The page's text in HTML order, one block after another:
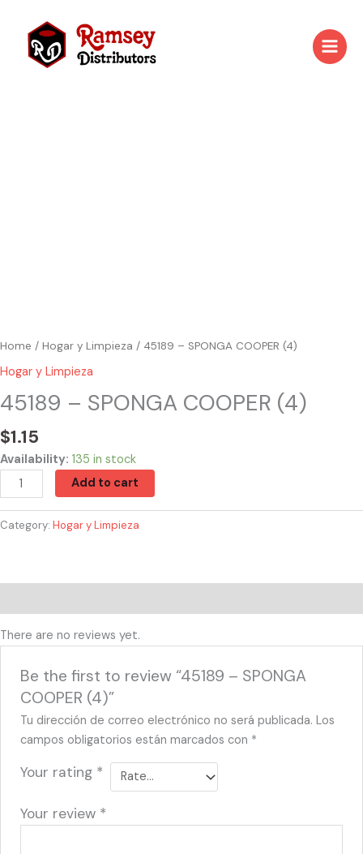
content
Home / Hogar y Limpieza / 45189 – SPONGA COOPER (4)
Hogar y Limpieza
45189 – SPONGA COOPER (4)
$1.15
Availability: 135 in stock
Add to cart
Category: Hogar y Limpieza
There are no reviews yet.
Be the first to review “45189 – SPONGA
COOPER (4)”
Tu dirección de correo electrónico no será publicada. Los
campos obligatorios están marcados con *
Your rating *
Your review *